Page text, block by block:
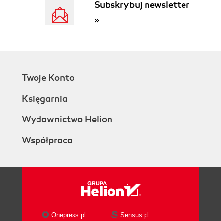
Subskrybuj newsletter
»
Twoje Konto
Księgarnia
Wydawnictwo Helion
Współpraca
Onepress.pl Sensus.pl